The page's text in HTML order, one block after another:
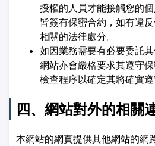
授權的人員才能接觸您的
皆簽有保密合約，如有違
相關的法律處分。
如因業務需要有必要委託
網站亦會嚴格要求其遵守
檢查程序以確定其將確實遵
四、網站對外的相關
本網站的網頁提供其他網站的網